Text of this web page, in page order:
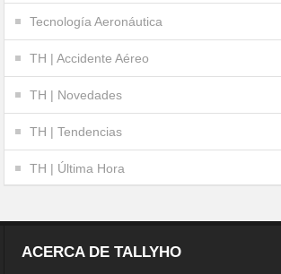
Tecnología Aeronáutica
TH | Accidente Aéreo
TH | Novedades
TH | Tendencias
TH | Última Hora
ACERCA DE TALLYHO